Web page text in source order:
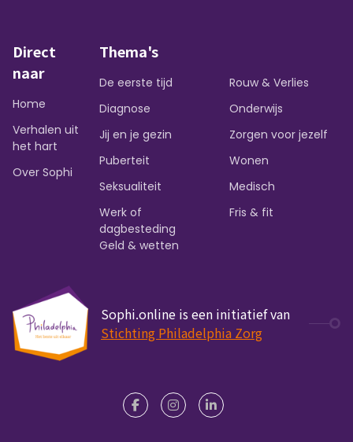
Direct
naar
Home
Verhalen uit
het hart
Over Sophi
Thema's
De eerste tijd
Diagnose
Jij en je gezin
Puberteit
Seksualiteit
Werk of
dagbesteding
Rouw & Verlies
Onderwijs
Zorgen voor jezelf
Wonen
Medisch
Fris & fit
Geld & wetten
Sophi.online is een initiatief van
Stichting Philadelphia Zorg